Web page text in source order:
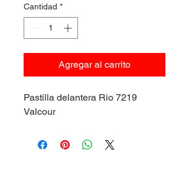
Cantidad *
Agregar al carrito
Pastilla delantera Rio 7219
Valcour